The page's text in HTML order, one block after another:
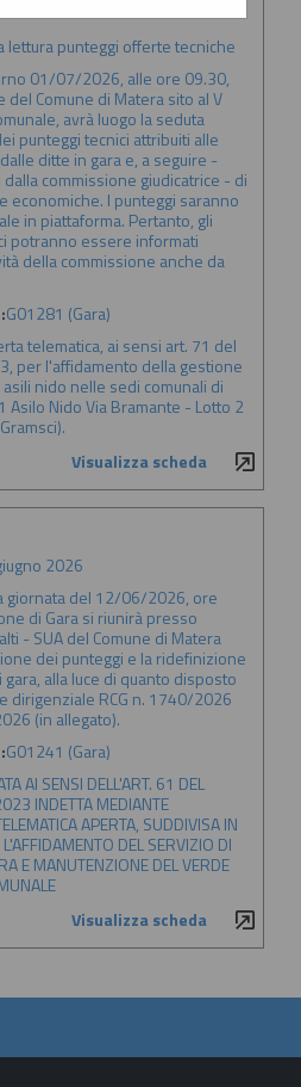
lettura punteggi offerte tecniche
01/07/2026, alle ore 09.30,
del Comune di Matera sito al V
avrà luogo la seduta
punteggi tecnici attribuiti alle
ditte in gara e, a seguire -
commissione giudicatrice - di
economiche. I punteggi saranno
in piattaforma. Pertanto, gli
potranno essere informati
della commissione anche da
G01281 (Gara)
telematica, ai sensi art. 71 del
per l'affidamento della gestione
nido nelle sedi comunali di
Asilo Nido Via Bramante - Lotto 2
Visualizza scheda
2026
giornata del 12/06/2026, ore
di Gara si riunirà presso
- SUA del Comune di Matera
dei punteggi e la ridefinizione
alla luce di quanto disposto
dirigenziale RCG n. 1740/2026
(in allegato).
G01241 (Gara)
AI SENSI DELL'ART. 61 DEL
INDETTA MEDIANTE
APERTA, SUDDIVISA IN
DEL SERVIZIO DI
E MANUTENZIONE DEL VERDE
Visualizza scheda